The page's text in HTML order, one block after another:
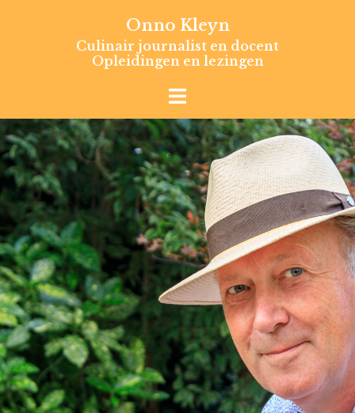
Onno Kleyn
Culinair journalist en docent
Opleidingen en lezingen